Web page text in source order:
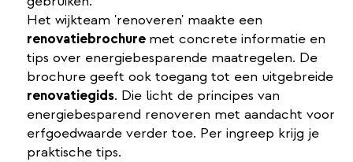
Het wijkteam 'renoveren' maakte een
renovatiebrochure met concrete informatie en
tips over energiebesparende maatregelen. De
brochure geeft ook toegang tot een uitgebreide
renovatiegids. Die licht de principes van
energiebesparend renoveren met aandacht voor
erfgoedwaarde verder toe. Per ingreep krijg je
praktische tips.